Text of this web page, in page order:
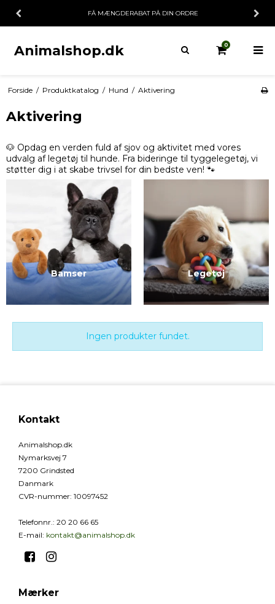
FÅ MÆNGDERABAT PÅ DIN ORDRE
Animalshop.dk 0
Forside / Produktkatalog / Hund / Aktivering
Aktivering
🐶 Opdag en verden fuld af sjov og aktivitet med vores
udvalg af legetøj til hunde. Fra bideringe til tyggelegetøj, vi
støtter dig i at skabe trivsel for din bedste ven! 🐾
Bamser Legetøj
Ingen produkter fundet.
Kontakt
Animalshop.dk
Nymarksvej 7
7200 Grindsted
Danmark
CVR-nummer: 10097452
Telefonnr.: 20 20 66 65
E-mail: kontakt@animalshop.dk
Mærker